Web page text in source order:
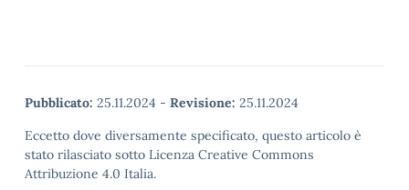
Pubblicato: 25.11.2024 - Revisione: 25.11.2024
Eccetto dove diversamente specificato, questo articolo è
stato rilasciato sotto Licenza Creative Commons
Attribuzione 4.0 Italia.